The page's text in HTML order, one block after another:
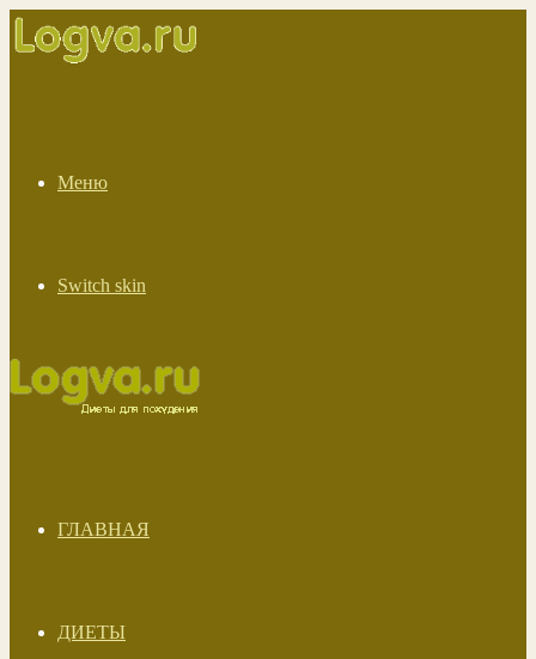
Меню
Switch skin
ГЛАВНАЯ
ДИЕТЫ